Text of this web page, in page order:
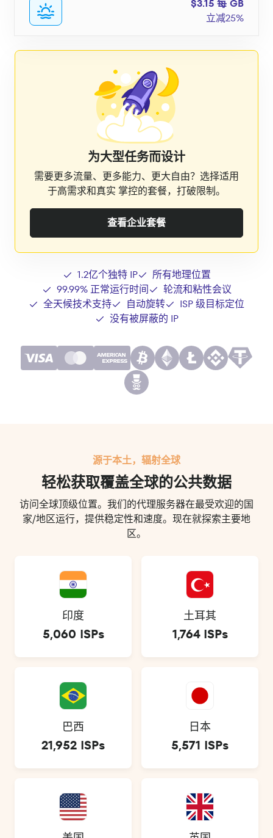
$3.15 每 GB
立减25%
为大型任务而设计
需要更多流量、更多能力、更大自由？选择适用
于高需求和真实 掌控的套餐，打破限制。
查看企业套餐
1.2亿个独特 IP
所有地理位置
99.99% 正常运行时间
轮流和粘性会议
全天候技术支持
自动旋转
ISP 级目标定位
没有被屏蔽的 IP
源于本土，辐射全球
轻松获取覆盖全球的公共数据
访问全球顶级位置。我们的代理服务器在最受欢迎的国
家/地区运行，提供稳定性和速度。现在就探索主要地
区。
印度
5,060 ISPs
土耳其
1,764 ISPs
巴西
21,952 ISPs
日本
5,571 ISPs